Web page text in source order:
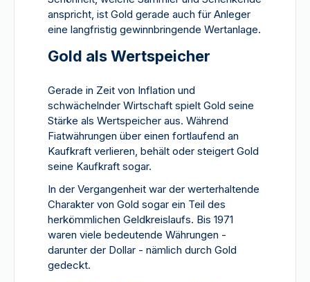
anspricht, ist Gold gerade auch für Anleger
eine langfristig gewinnbringende Wertanlage.
Gold als Wertspeicher
Gerade in Zeit von Inflation und
schwächelnder Wirtschaft spielt Gold seine
Stärke als Wertspeicher aus. Während
Fiatwährungen über einen fortlaufend an
Kaufkraft verlieren, behält oder steigert Gold
seine Kaufkraft sogar.
In der Vergangenheit war der werterhaltende
Charakter von Gold sogar ein Teil des
herkömmlichen Geldkreislaufs. Bis 1971
waren viele bedeutende Währungen -
darunter der Dollar - nämlich durch Gold
gedeckt.